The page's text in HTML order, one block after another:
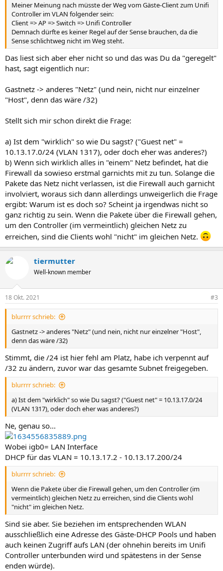
Meiner Meinung nach müsste der Weg vom Gäste-Client zum Unifi
Controller im VLAN folgender sein:
Client => AP => Switch => Unifi Controller
Demnach dürfte es keiner Regel auf der Sense brauchen, da die
Sense schlichtweg nicht im Weg steht.
Das liest sich aber eher nicht so und das was Du da "geregelt"
hast, sagt eigentlich nur:
Gastnetz -> anderes "Netz" (und nein, nicht nur einzelner
"Host", denn das wäre /32)
Stellt sich mir schon direkt die Frage:
a) Ist dem "wirklich" so wie Du sagst? ("Guest net" =
10.13.17.0/24 (VLAN 1317), oder doch eher was anderes?)
b) Wenn sich wirklich alles in "einem" Netz befindet, hat die
Firewall da sowieso erstmal garnichts mit zu tun. Solange die
Pakete das Netz nicht verlassen, ist die Firewall auch garnicht
involviert, woraus sich dann allerdings unweigerlich die Frage
ergibt: Warum ist es doch so? Scheint ja irgendwas nicht so
ganz richtig zu sein. Wenn die Pakete über die Firewall gehen,
um den Controller (im vermeintlich) gleichen Netz zu
erreichen, sind die Clients wohl "nicht" im gleichen Netz.
tiermutter
Well-known member
18 Okt. 2021 #3
blurrrr schrieb:
Gastnetz -> anderes "Netz" (und nein, nicht nur einzelner "Host",
denn das wäre /32)
Stimmt, die /24 ist hier fehl am Platz, habe ich verpennt auf
/32 zu ändern, zuvor war das gesamte Subnet freigegeben.
blurrrr schrieb:
a) Ist dem "wirklich" so wie Du sagst? ("Guest net" = 10.13.17.0/24
(VLAN 1317), oder doch eher was anderes?)
Ne, genau so...
Wobei igb0= LAN Interface
DHCP für das VLAN = 10.13.17.2 - 10.13.17.200/24
blurrrr schrieb:
Wenn die Pakete über die Firewall gehen, um den Controller (im
vermeintlich) gleichen Netz zu erreichen, sind die Clients wohl
"nicht" im gleichen Netz.
Sind sie aber. Sie beziehen im entsprechenden WLAN
ausschließlich eine Adresse des Gäste-DHCP Pools und haben
auch keinen Zugriff aufs LAN (der ohnehin bereits im Unifi
Controller unterbunden wird und spätestens in der Sense
enden würde).